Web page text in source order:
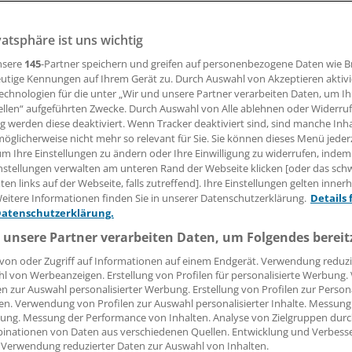
14:23 Uhr
Das Universitätsklinikum Aachen ist als überregionales
Regio Aachen zertifiziert worden. Zu dem vor
gehören 14 umliegende Krankenhäuser. Im
Aachen werden im Schnitt 80 Schwerstverletzte pro
werden in der Regel nur in überregionalen
behandelt.
ist uns wichtig
145-Partner speichern und greifen auf personenbezogene Daten wie
Kennungen auf Ihrem Gerät zu. Durch Auswahl von Akzeptieren
für die unter „Wir und unsere Partner verarbeiten Daten, um
aufgeführten Zwecke. Durch Auswahl von Alle ablehnen oder
werden diese deaktiviert. Wenn Tracker deaktiviert sind, sind manche
nicht mehr so relevant für Sie. Sie können dieses Menü
Ihre Einstellungen zu ändern oder Ihre Einwilligung zu widerrufen, indem
verwalten am unteren Rand der Webseite klicken [oder das
links auf der Webseite, falls zutreffend]. Ihre Einstellungen gelten
Informationen finden Sie in unserer Datenschutzerklärung. Details
Partner verarbeiten Daten, um Folgendes
oder Zugriff auf Informationen auf einem Endgerät. Verwendung
von Werbeanzeigen. Erstellung von Profilen für personalisierte
zur Auswahl personalisierter Werbung. Erstellung von Profilen zur
Verwendung von Profilen zur Auswahl personalisierter Inhalte.
Messung der Performance von Inhalten. Analyse von Zielgruppen
von Daten aus verschiedenen Quellen. Entwicklung und
reduzierter Daten zur Auswahl von Inhalten.